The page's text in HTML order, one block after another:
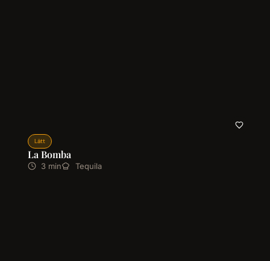
Lätt
La Bomba
3 min Tequila